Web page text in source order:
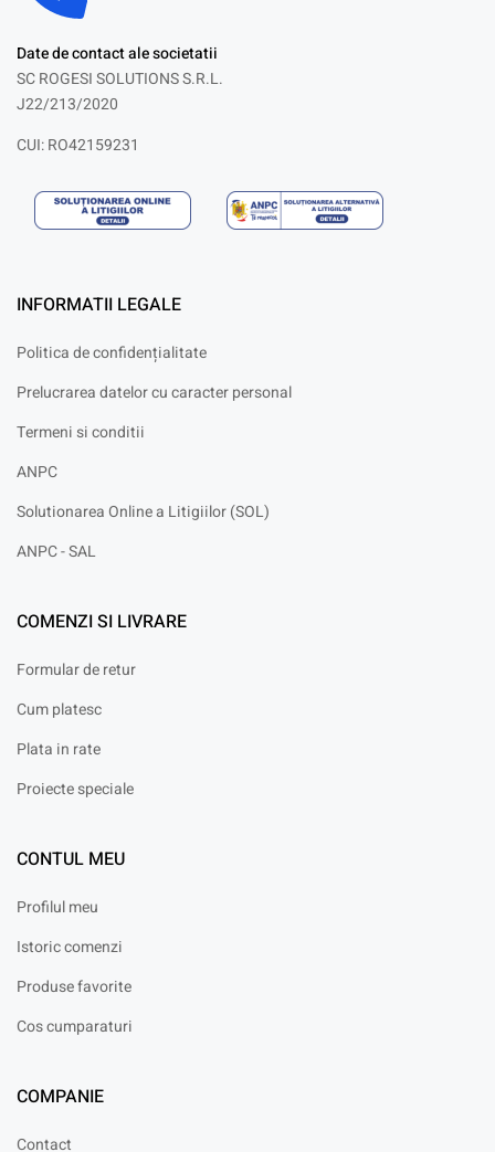
Date de contact ale societatii
SC ROGESI SOLUTIONS S.R.L.
J22/213/2020
CUI: RO42159231
INFORMATII LEGALE
Politica de confidențialitate
Prelucrarea datelor cu caracter personal
Termeni si conditii
ANPC
Solutionarea Online a Litigiilor (SOL)
ANPC - SAL
COMENZI SI LIVRARE
Formular de retur
Cum platesc
Plata in rate
Proiecte speciale
CONTUL MEU
Profilul meu
Istoric comenzi
Produse favorite
Cos cumparaturi
COMPANIE
Contact